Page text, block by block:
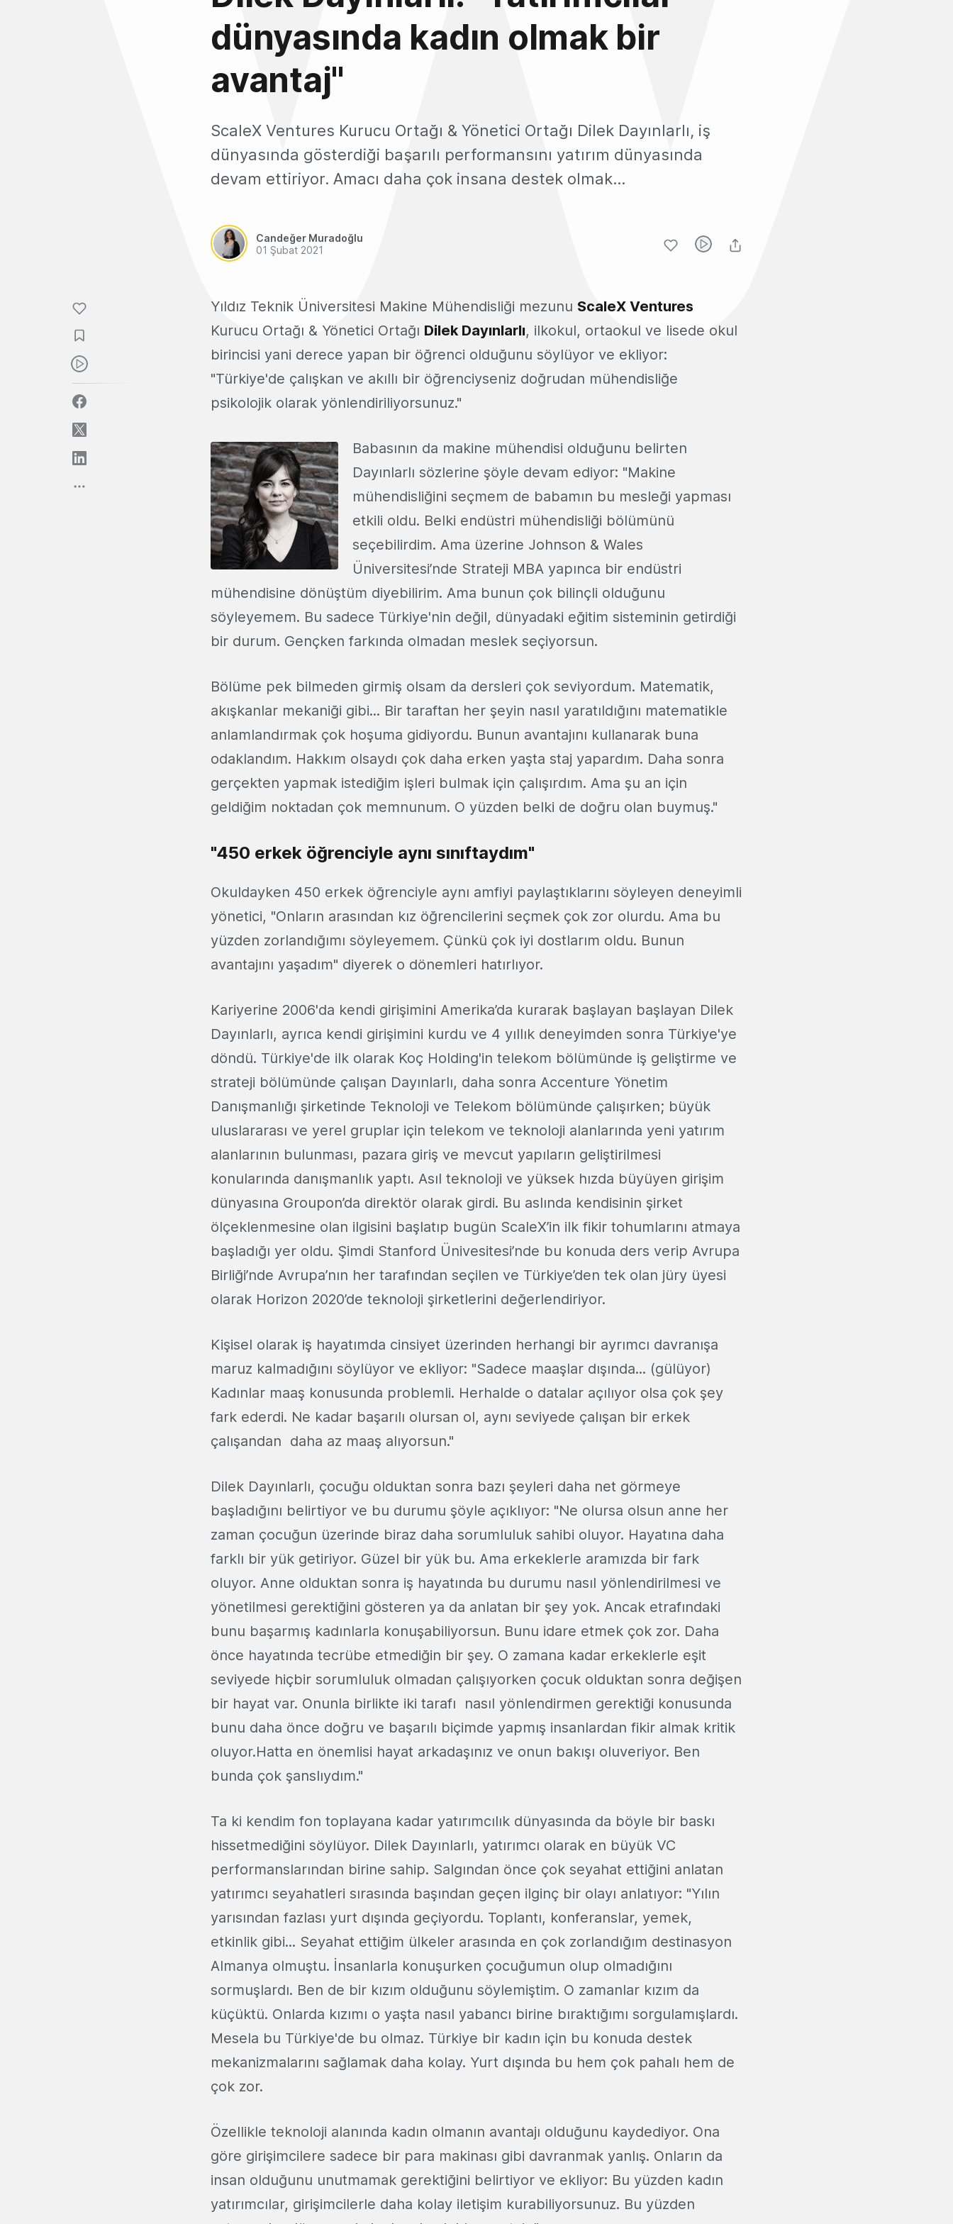
dünyasında kadın olmak bir
avantaj"
ScaleX Ventures Kurucu Ortağı & Yönetici Ortağı Dilek Dayınlarlı, iş
dünyasında gösterdiği başarılı performansını yatırım dünyasında
devam ettiriyor. Amacı daha çok insana destek olmak...
Candeğer Muradoğlu
01 Şubat 2021
Yıldız Teknik Üniversitesi Makine Mühendisliği mezunu ScaleX Ventures
Kurucu Ortağı & Yönetici Ortağı Dilek Dayınlarlı, ilkokul, ortaokul ve lisede okul
birincisi yani derece yapan bir öğrenci olduğunu söylüyor ve ekliyor:
"Türkiye'de çalışkan ve akıllı bir öğrenciyseniz doğrudan mühendisliğe
psikolojik olarak yönlendiriliyorsunuz."
Babasının da makine mühendisi olduğunu belirten
Dayınlarlı sözlerine şöyle devam ediyor: "Makine
mühendisliğini seçmem de babamın bu mesleği yapması
etkili oldu. Belki endüstri mühendisliği bölümünü
seçebilirdim. Ama üzerine Johnson & Wales
Üniversitesi’nde Strateji MBA yapınca bir endüstri
mühendisine dönüştüm diyebilirim. Ama bunun çok bilinçli olduğunu
söyleyemem. Bu sadece Türkiye'nin değil, dünyadaki eğitim sisteminin getirdiği
bir durum. Gençken farkında olmadan meslek seçiyorsun.
Bölüme pek bilmeden girmiş olsam da dersleri çok seviyordum. Matematik,
akışkanlar mekaniği gibi... Bir taraftan her şeyin nasıl yaratıldığını matematikle
anlamlandırmak çok hoşuma gidiyordu. Bunun avantajını kullanarak buna
odaklandım. Hakkım olsaydı çok daha erken yaşta staj yapardım. Daha sonra
gerçekten yapmak istediğim işleri bulmak için çalışırdım. Ama şu an için
geldiğim noktadan çok memnunum. O yüzden belki de doğru olan buymuş."
"450 erkek öğrenciyle aynı sınıftaydım"
Okuldayken 450 erkek öğrenciyle aynı amfiyi paylaştıklarını söyleyen deneyimli
yönetici, "Onların arasından kız öğrencilerini seçmek çok zor olurdu. Ama bu
yüzden zorlandığımı söyleyemem. Çünkü çok iyi dostlarım oldu. Bunun
avantajını yaşadım" diyerek o dönemleri hatırlıyor.
Kariyerine 2006'da kendi girişimini Amerika’da kurarak başlayan başlayan Dilek
Dayınlarlı, ayrıca kendi girişimini kurdu ve 4 yıllık deneyimden sonra Türkiye'ye
döndü. Türkiye'de ilk olarak Koç Holding'in telekom bölümünde iş geliştirme ve
strateji bölümünde çalışan Dayınlarlı, daha sonra Accenture Yönetim
Danışmanlığı şirketinde Teknoloji ve Telekom bölümünde çalışırken; büyük
uluslararası ve yerel gruplar için telekom ve teknoloji alanlarında yeni yatırım
alanlarının bulunması, pazara giriş ve mevcut yapıların geliştirilmesi
konularında danışmanlık yaptı. Asıl teknoloji ve yüksek hızda büyüyen girişim
dünyasına Groupon’da direktör olarak girdi. Bu aslında kendisinin şirket
ölçeklenmesine olan ilgisini başlatıp bugün ScaleX’in ilk fikir tohumlarını atmaya
başladığı yer oldu. Şimdi Stanford Ünivesitesi’nde bu konuda ders verip Avrupa
Birliği’nde Avrupa’nın her tarafından seçilen ve Türkiye’den tek olan jüry üyesi
olarak Horizon 2020’de teknoloji şirketlerini değerlendiriyor.
Kişisel olarak iş hayatımda cinsiyet üzerinden herhangi bir ayrımcı davranışa
maruz kalmadığını söylüyor ve ekliyor: "Sadece maaşlar dışında... (gülüyor)
Kadınlar maaş konusunda problemli. Herhalde o datalar açılıyor olsa çok şey
fark ederdi. Ne kadar başarılı olursan ol, aynı seviyede çalışan bir erkek
çalışandan daha az maaş alıyorsun."
Dilek Dayınlarlı, çocuğu olduktan sonra bazı şeyleri daha net görmeye
başladığını belirtiyor ve bu durumu şöyle açıklıyor: "Ne olursa olsun anne her
zaman çocuğun üzerinde biraz daha sorumluluk sahibi oluyor. Hayatına daha
farklı bir yük getiriyor. Güzel bir yük bu. Ama erkeklerle aramızda bir fark
oluyor. Anne olduktan sonra iş hayatında bu durumu nasıl yönlendirilmesi ve
yönetilmesi gerektiğini gösteren ya da anlatan bir şey yok. Ancak etrafındaki
bunu başarmış kadınlarla konuşabiliyorsun. Bunu idare etmek çok zor. Daha
önce hayatında tecrübe etmediğin bir şey. O zamana kadar erkeklerle eşit
seviyede hiçbir sorumluluk olmadan çalışıyorken çocuk olduktan sonra değişen
bir hayat var. Onunla birlikte iki tarafı nasıl yönlendirmen gerektiği konusunda
bunu daha önce doğru ve başarılı biçimde yapmış insanlardan fikir almak kritik
oluyor.Hatta en önemlisi hayat arkadaşınız ve onun bakışı oluveriyor. Ben
bunda çok şanslıydım."
Ta ki kendim fon toplayana kadar yatırımcılık dünyasında da böyle bir baskı
hissetmediğini söylüyor. Dilek Dayınlarlı, yatırımcı olarak en büyük VC
performanslarından birine sahip. Salgından önce çok seyahat ettiğini anlatan
yatırımcı seyahatleri sırasında başından geçen ilginç bir olayı anlatıyor: "Yılın
yarısından fazlası yurt dışında geçiyordu. Toplantı, konferanslar, yemek,
etkinlik gibi... Seyahat ettiğim ülkeler arasında en çok zorlandığım destinasyon
Almanya olmuştu. İnsanlarla konuşurken çocuğumun olup olmadığını
sormuşlardı. Ben de bir kızım olduğunu söylemiştim. O zamanlar kızım da
küçüktü. Onlarda kızımı o yaşta nasıl yabancı birine bıraktığımı sorgulamışlardı.
Mesela bu Türkiye'de bu olmaz. Türkiye bir kadın için bu konuda destek
mekanizmalarını sağlamak daha kolay. Yurt dışında bu hem çok pahalı hem de
çok zor.
Özellikle teknoloji alanında kadın olmanın avantajı olduğunu kaydediyor. Ona
göre girişimcilere sadece bir para makinası gibi davranmak yanlış. Onların da
insan olduğunu unutmamak gerektiğini belirtiyor ve ekliyor: Bu yüzden kadın
yatırımcılar, girişimcilerle daha kolay iletişim kurabiliyorsunuz. Bu yüzden